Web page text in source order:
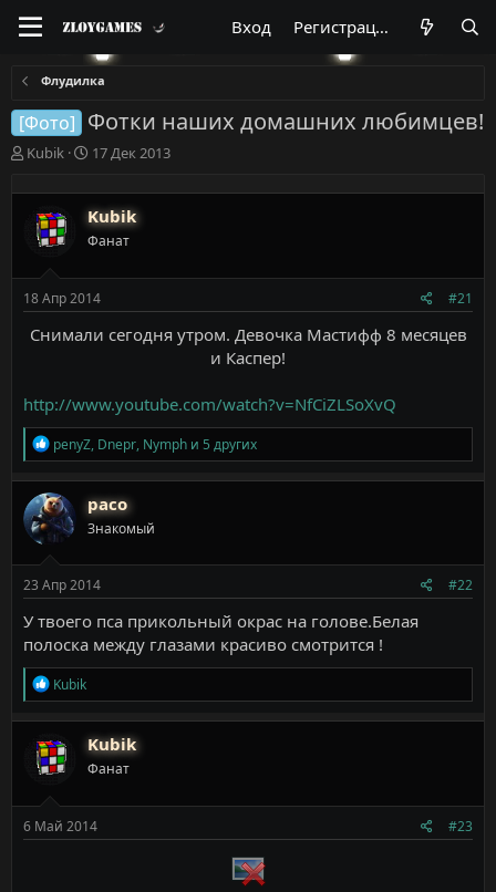
Вход Регистрация
Флудилка
[Фото] Фотки наших домашних любимцев!
А
т
м
ы
Kubik
Д
т
а
н
а
а
л
а
17 Дек 2013
Kubik
Фанат
18 Апр 2014 #21
Снимали сегодня утром. Девочка Мастифф 8 месяцев
и Каспер!
http://www.youtube.com/watch?v=NfCiZLSoXvQ
Р
е
а
к
ц
и
и
penyZ, Dnepr, Nymph и 5 других
paco
Знакомый
23 Апр 2014 #22
У твоего пса прикольный окрас на голове.Белая
полоска между глазами красиво смотрится !
Р
е
а
ц
и
Kubik
Kubik
Фанат
6 Май 2014 #23